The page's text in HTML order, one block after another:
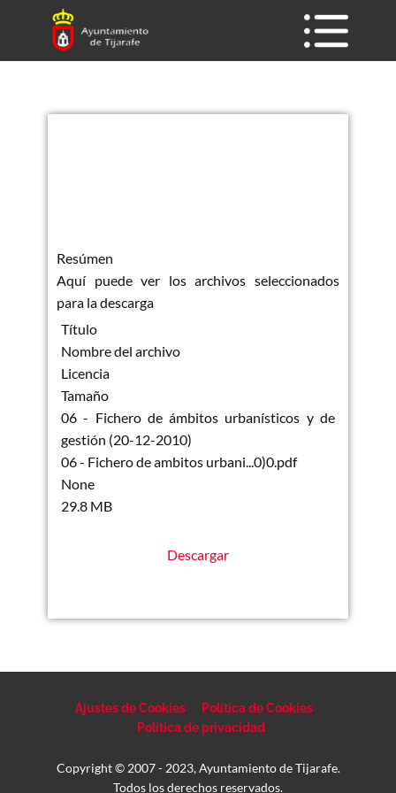
Resúmen
Aquí puede ver los archivos seleccionados
para la descarga
Título
Nombre del archivo
Licencia
Tamaño
06 - Fichero de ámbitos urbanísticos y de
gestión (20-12-2010)
06 - Fichero de ambitos urbani...0)0.pdf
None
29.8 MB
Descargar
Copyright © 2007 - 2023, Ayuntamiento de Tijarafe.
Todos los derechos reservados.
Ajustes de Cookies
Política de Cookies
Política de privacidad